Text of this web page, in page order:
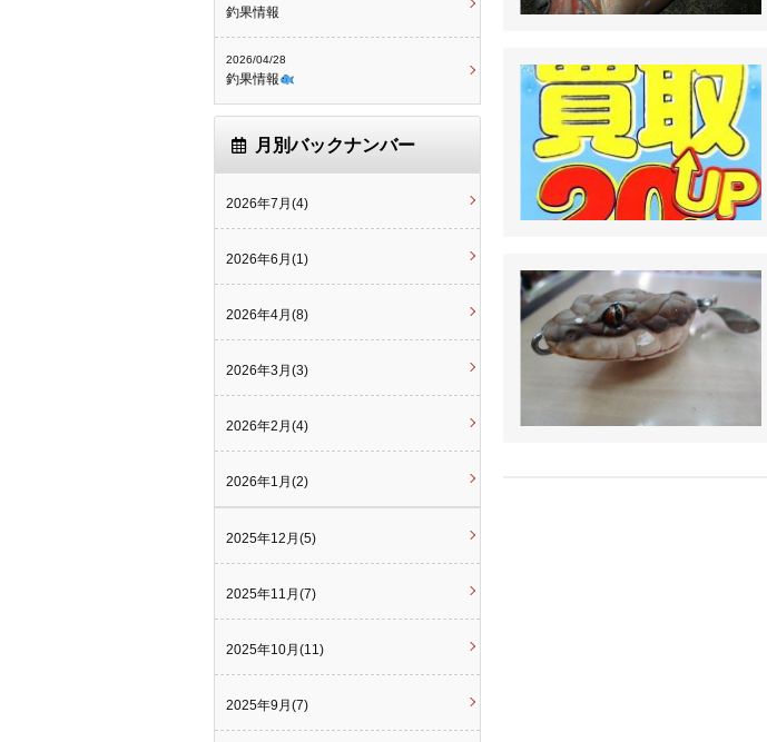
釣果情報
2026/04/28
釣果情報
月別バックナンバー
2026年7月(4)
2026年6月(1)
2026年4月(8)
2026年3月(3)
2026年2月(4)
2026年1月(2)
2025年12月(5)
2025年11月(7)
2025年10月(11)
2025年9月(7)